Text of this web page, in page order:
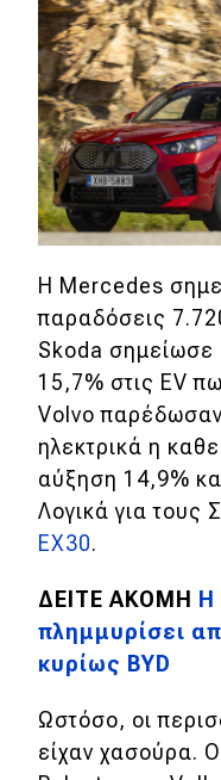
Χρηστικά
Συμβουλές
ΚΤΕΟ
Οδική βοήθεια
eDRIVE
DRIVE USED
Η Mercedes
παραδόσεις
Skoda σημείωσε
15,7% στις EV
Volvo
ηλεκτρικά η
αύξηση 14,9%
Λογικά για τους
EX30.
ΔΕΙΤΕ ΑΚΟΜΗ
Η
πλημμυρίσει
κυρίως BYD
Ωστόσο, οι
είχαν χασούρα.